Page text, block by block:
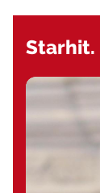
Starhit.